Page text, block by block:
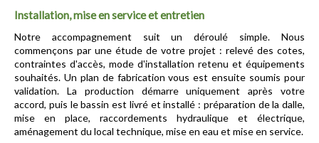
Installation, mise en service et entretien
Notre accompagnement suit un déroulé simple. Nous
commençons par une étude de votre projet : relevé des cotes,
contraintes d'accès, mode d'installation retenu et équipements
souhaités. Un plan de fabrication vous est ensuite soumis pour
validation. La production démarre uniquement après votre
accord, puis le bassin est livré et installé : préparation de la dalle,
mise en place, raccordements hydraulique et électrique,
aménagement du local technique, mise en eau et mise en service.